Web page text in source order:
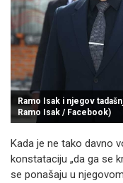
Ramo Isak i njegov
Ramo Isak / Facebook)
Kada je ne tako davno
konstataciju „da ga se
se ponašaju u